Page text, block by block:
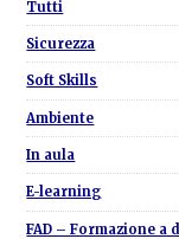
Tutti
Sicurezza
Soft Skills
Ambiente
In aula
E-learning
FAD – Formazione a